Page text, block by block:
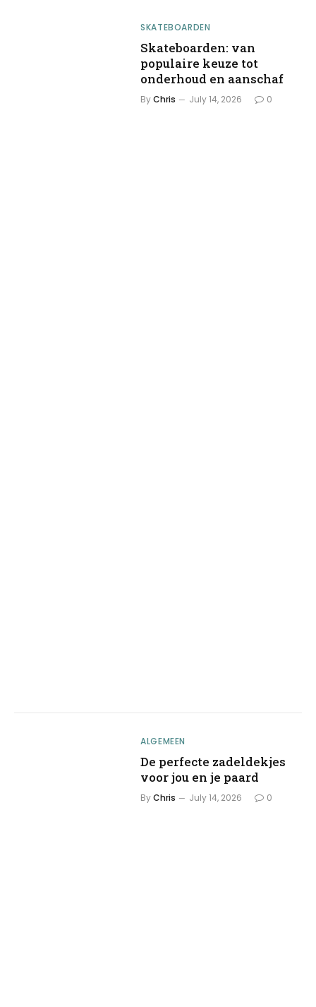
SKATEBOARDEN
Skateboarden: van
populaire keuze tot
onderhoud en aanschaf
ByChris July 14, 2026 0
ALGEMEEN
De perfecte zadeldekjes
voor jou en je paard
ByChris July 14, 2026 0